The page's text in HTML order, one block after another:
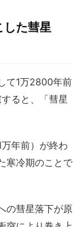
した彗星
て1万2800年前
ると、「彗星
年前）が終わ
寒冷期のことで
の彗星落下が原